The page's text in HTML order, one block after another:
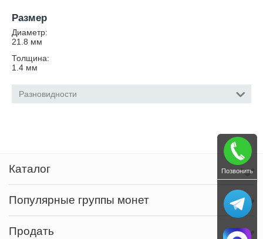
Размер
Диаметр:
21.8 мм
Толщина:
1.4 мм
Разновидности
Каталог
Популярные группы монет
Продать
Позвонить